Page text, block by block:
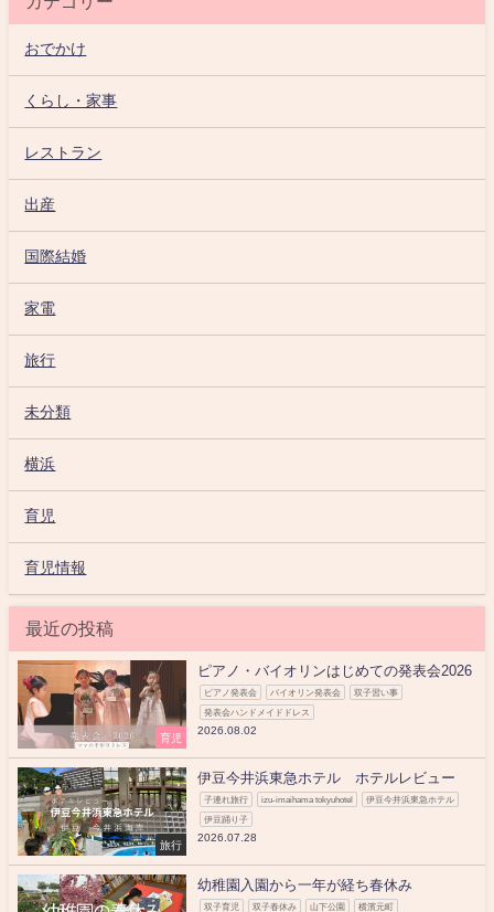
おでかけ
くらし・家事
レストラン
出産
国際結婚
家電
旅行
未分類
横浜
育児
育児情報
最近の投稿
育児
ピアノ・バイオリンはじめての発表会2026
ピアノ発表会 バイオリン発表会 双子習い事
発表会ハンドメイドドレス
2026.08.02
旅行
伊豆今井浜東急ホテル ホテルレビュー
子連れ旅行 izu-imaihama tokyuhotel 伊豆今井浜東急ホテル
伊豆踊り子
2026.07.28
幼稚園入園から一年が経ち春休み
双子育児 双子春休み 山下公園 横濱元町